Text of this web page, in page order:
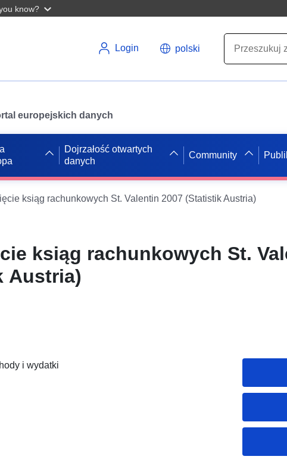
know?
Login polski
europejskich danych
Dojrzałość otwartych
danych
Community
ksiąg rachunkowych St. Valentin 2007 (Statistik Austria)
ksiąg rachunkowych St.
Austria)
i wydatki